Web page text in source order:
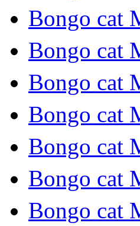
Bongo cat
Bongo cat
Bongo cat
Bongo cat
Bongo cat
Bongo cat
Bongo cat